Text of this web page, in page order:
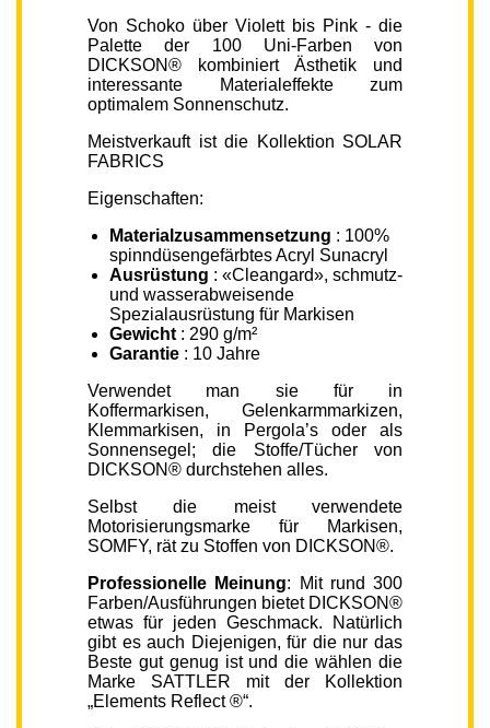
Von Schoko über Violett bis Pink - die
Palette der 100 Uni-Farben von
DICKSON® kombiniert Ästhetik und
interessante Materialeffekte zum
optimalem Sonnenschutz.
Meistverkauft ist die Kollektion SOLAR
FABRICS
Eigenschaften:
Materialzusammensetzung : 100%
spinndüsengefärbtes Acryl Sunacryl
Ausrüstung : «Cleangard», schmutz-
und wasserabweisende
Spezialausrüstung für Markisen
Gewicht : 290 g/m²
Garantie : 10 Jahre
Verwendet man sie für in
Koffermarkisen, Gelenkarmmarkizen,
Klemmarkisen, in Pergola’s oder als
Sonnensegel; die Stoffe/Tücher von
DICKSON® durchstehen alles.
Selbst die meist verwendete
Motorisierungsmarke für Markisen,
SOMFY, rät zu Stoffen von DICKSON®.
Professionelle Meinung: Mit rund 300
Farben/Ausführungen bietet DICKSON®
etwas für jeden Geschmack. Natürlich
gibt es auch Diejenigen, für die nur das
Beste gut genug ist und die wählen die
Marke SATTLER mit der Kollektion
„Elements Reflect ®“.